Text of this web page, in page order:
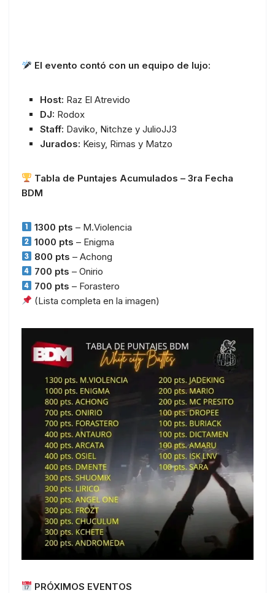
El evento contó con un equipo de lujo:
Host: Raz El Atrevido
DJ: Rodox
Staff: Daviko, Nitchze y JulioJJ3
Jurados: Keisy, Rimas y Matzo
Tabla de Puntajes Acumulados – 3ra Fecha
BDM
1300 pts – M.Violencia
1000 pts – Enigma
800 pts – Achong
700 pts – Onirio
700 pts – Forastero
(Lista completa en la imagen)
PRÓXIMOS EVENTOS